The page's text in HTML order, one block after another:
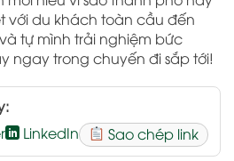
với du khách toàn cầu đến
tự mình trải nghiệm bức
ngay trong chuyến đi sắp tới!
LinkedIn Sao chép link